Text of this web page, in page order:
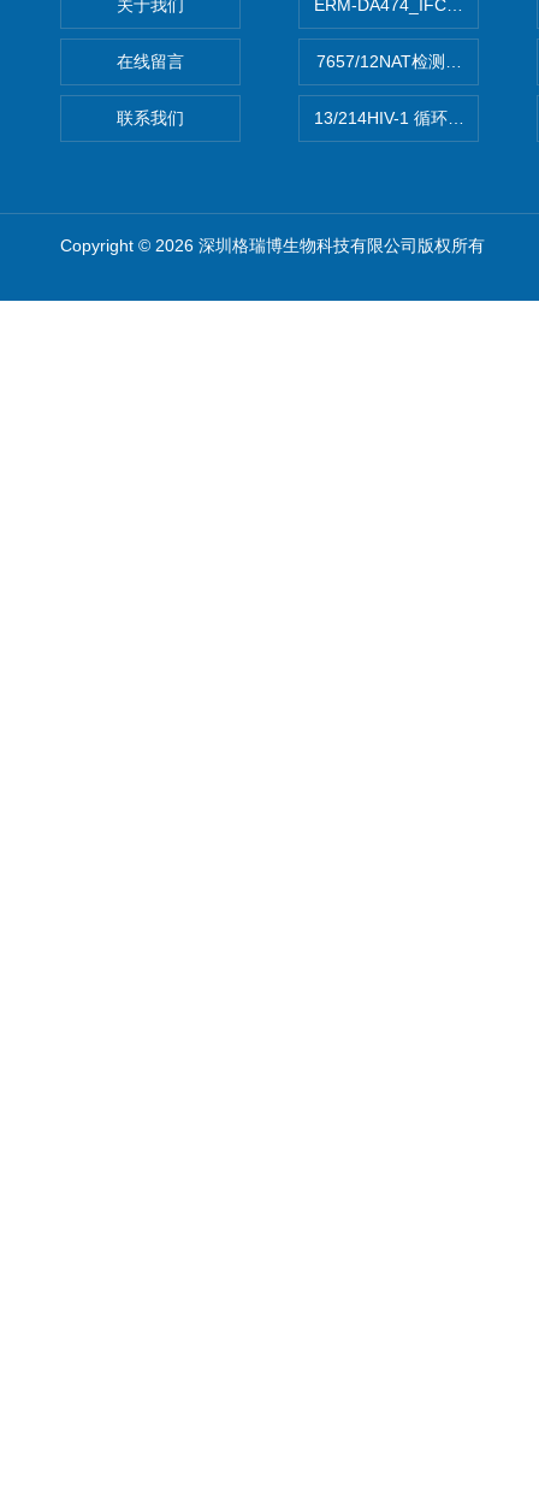
关于我们
在线留言
联系我们
ERM-DA474_IFCCC反应蛋
7657/12NAT检测的D型肝炎
13/214HIV-1 循环重组形式
Copyright © 2026 深圳格瑞博生物科技有限公司版权所有